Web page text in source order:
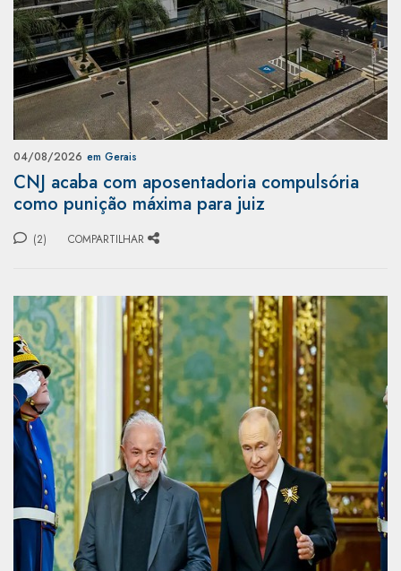
04/08/2026 em Gerais
CNJ acaba com aposentadoria compulsória
como punição máxima para juiz
(2) COMPARTILHAR